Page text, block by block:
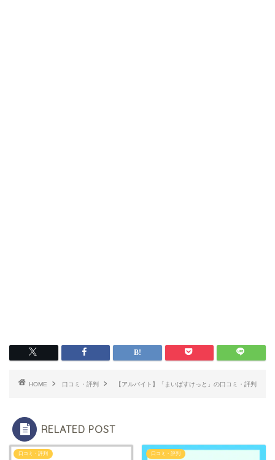
HOME 口コミ・評判 【アルバイト】「まいばすけっと」の口コミ・評判
RELATED POST
口コミ・評判 口コミ・評判